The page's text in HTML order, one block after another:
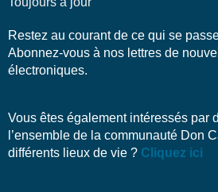
Restez au courant de ce qui se
Abonnez-vous à nos lettres de
électroniques.
Vous êtes également intéressés par
l’ensemble de la communauté Don
différents lieux de vie ? Cliquez ici